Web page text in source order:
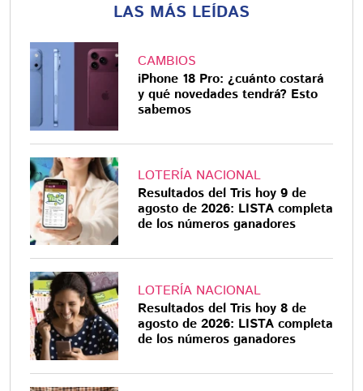
LAS MÁS LEÍDAS
CAMBIOS
iPhone 18 Pro: ¿cuánto costará
y qué novedades tendrá? Esto
sabemos
LOTERÍA NACIONAL
Resultados del Tris hoy 9 de
agosto de 2026: LISTA completa
de los números ganadores
LOTERÍA NACIONAL
Resultados del Tris hoy 8 de
agosto de 2026: LISTA completa
de los números ganadores